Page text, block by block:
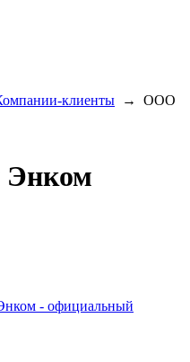
клиенты →
ООО
- официальный